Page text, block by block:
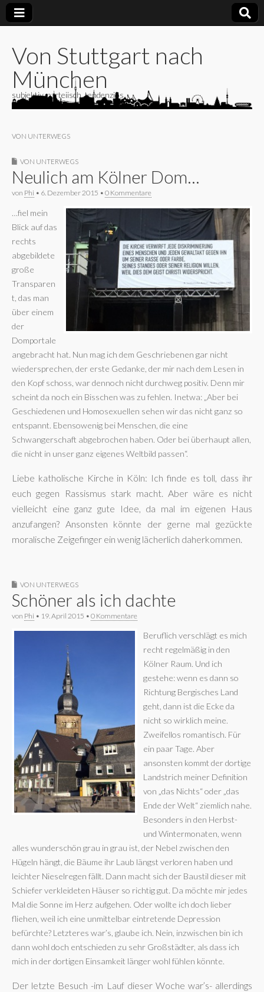
Von Stuttgart nach
München
subjektiv, parteiisch, tendenziös
VON UNTERWEGS
VON UNTERWEGS
Neulich am Kölner Dom…
von Phi • 6. Dezember 2015 • 0 Kommentare
…fiel mein
Blick auf das
rechts
abgebildete
große
Transparen
t, das man
über einem
der
Domportale
angebracht hat. Nun mag ich dem Geschriebenen gar nicht
wiedersprechen, der erste Gedanke, der mir nach dem Lesen in
den Kopf schoss, war dennoch nicht durchweg positiv. Denn mir
scheint da noch ein Bisschen was zu fehlen. Inetwa: „Aber bei
Geschiedenen und Homosexuellen sehen wir das nicht ganz so
entspannt. Ebensowenig bei Menschen, die eine
Schwangerschaft abgebrochen haben. Oder bei überhaupt allen,
die nicht in unser ganz eigenes Weltbild passen“.
Liebe katholische Kirche in Köln: Ich finde es toll, dass ihr
euch gegen Rassismus stark macht. Aber wäre es nicht
vielleicht eine ganz gute Idee, da mal im eigenen Haus
anzufangen? Ansonsten könnte der gerne mal gezückte
moralische Zeigefinger ein wenig lächerlich daherkommen.
VON UNTERWEGS
Schöner als ich dachte
von Phi • 19. April 2015 • 0 Kommentare
Beruflich verschlägt es mich
recht regelmäßig in den
Kölner Raum. Und ich
gestehe: wenn es dann so
Richtung Bergisches Land
geht, dann ist die Ecke da
nicht so wirklich meine.
Zweifellos romantisch. Für
ein paar Tage. Aber
ansonsten kommt der dortige
Landstrich meiner Definition
von „das Nichts“ oder „das
Ende der Welt“ ziemlich nahe.
Besonders in den Herbst-
und Wintermonaten, wenn
alles wunderschön grau in grau ist, der Nebel zwischen den
Hügeln hängt, die Bäume ihr Laub längst verloren haben und
leichter Nieselregen fällt. Dann macht sich der Baustil dieser mit
Schiefer verkleideten Häuser so richtig gut. Da möchte mir jedes
Mal die Sonne im Herz aufgehen. Oder wollte ich doch lieber
fliehen, weil ich eine unmittelbar eintretende Depression
befürchte? Letzteres war’s, glaube ich. Nein, inzwischen bin ich
dann wohl doch entschieden zu sehr Großstädter, als dass ich
mich in der dortigen Einsamkeit länger wohl fühlen könnte.
Der letzte Besuch -im Lauf dieser Woche war’s- allerdings